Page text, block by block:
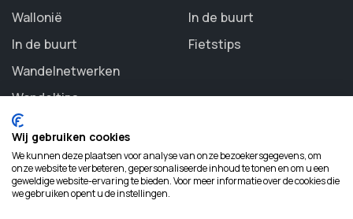
Wallonië
In de buurt
Wandelnetwerken
Wandeltips
In de buurt
Fietstips
©2026 Routezoeker. All rights reserved.
Wij gebruiken cookies
We kunnen deze plaatsen voor analyse van onze bezoekersgegevens, om
onze website te verbeteren, gepersonaliseerde inhoud te tonen en om u een
geweldige website-ervaring te bieden. Voor meer informatie over de cookies die
we gebruiken opent u de instellingen.